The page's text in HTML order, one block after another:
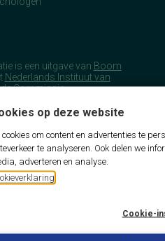
op deze website
om content en advertenties te
te analyseren. Ook delen we
adverteren en analyse.
Cookie-
is een uitgave van Boom
Nederlands Instituut van
Commissie
(COTAN).